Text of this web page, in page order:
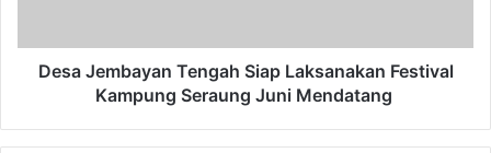
Juni
Mendatang
Desa Jembayan Tengah Siap Laksanakan Festival
Kampung Seraung Juni Mendatang